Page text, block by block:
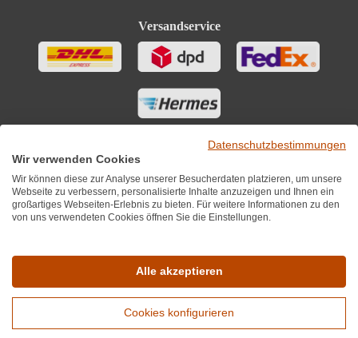
Versandservice
Datenschutzbestimmungen
Wir verwenden Cookies
Wir können diese zur Analyse unserer Besucherdaten platzieren, um unsere
Webseite zu verbessern, personalisierte Inhalte anzuzeigen und Ihnen ein
großartiges Webseiten-Erlebnis zu bieten. Für weitere Informationen zu den
von uns verwendeten Cookies öffnen Sie die Einstellungen.
Alle akzeptieren
Cookies konfigurieren